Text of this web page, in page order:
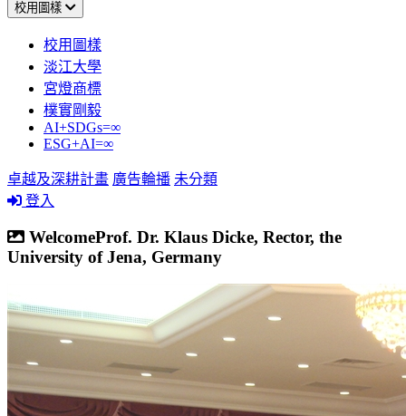
校用圖樣
校用圖樣
淡江大學
宮燈商標
樸實剛毅
AI+SDGs=∞
ESG+AI=∞
卓越及深耕計畫 廣告輪播 未分類
登入
WelcomeProf. Dr. Klaus Dicke, Rector, the
University of Jena, Germany